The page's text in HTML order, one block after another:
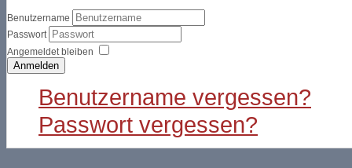
Benutzername
Passwort
Angemeldet bleiben
Anmelden
Benutzername vergessen?
Passwort vergessen?